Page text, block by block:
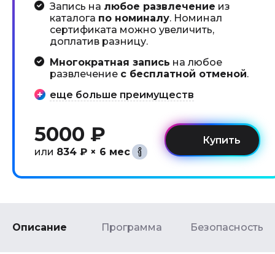
Запись на любое развлечение из
каталога по номиналу. Номинал
сертификата можно увеличить,
доплатив разницу.
Многократная запись на любое
развлечение с бесплатной отменой.
еще больше преимуществ
5000 ₽
или 834 ₽ × 6 мес
Описание Программа Безопасность